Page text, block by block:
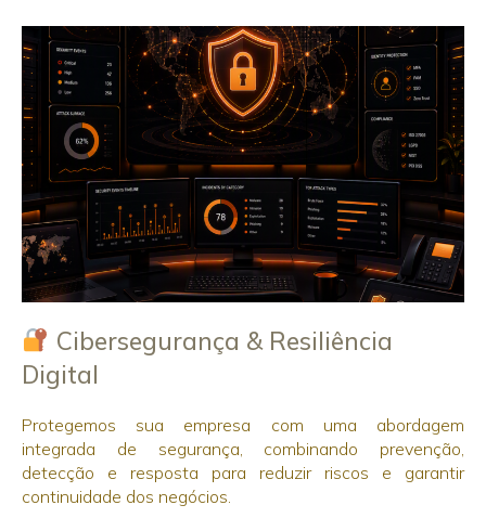
Cibersegurança & Resiliência
Digital
Protegemos sua empresa com uma abordagem
integrada de segurança, combinando prevenção,
detecção e resposta para reduzir riscos e garantir
continuidade dos negócios.